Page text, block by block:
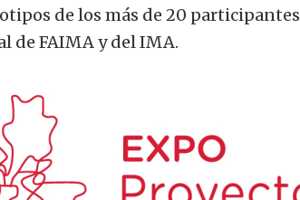
de los más de 20 participantes
de FAIMA y del IMA.